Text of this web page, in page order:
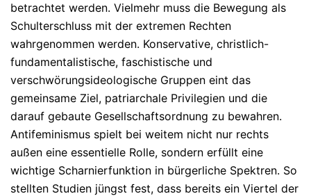
betrachtet werden. Vielmehr muss die Bewegung als
Schulterschluss mit der extremen Rechten
wahrgenommen werden. Konservative, christlich-
fundamentalistische, faschistische und
verschwörungsideologische Gruppen eint das
gemeinsame Ziel, patriarchale Privilegien und die
darauf gebaute Gesellschaftsordnung zu bewahren.
Antifeminismus spielt bei weitem nicht nur rechts
außen eine essentielle Rolle, sondern erfüllt eine
wichtige Scharnierfunktion in bürgerliche Spektren. So
stellten Studien jüngst fest, dass bereits ein Viertel der